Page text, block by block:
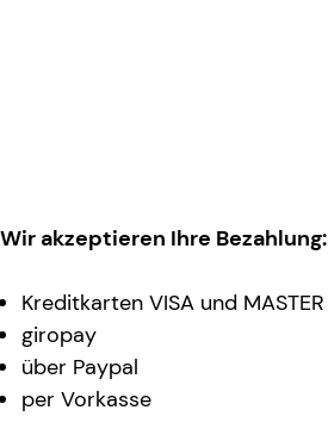
Wir akzeptieren Ihre Bezahlung:
Kreditkarten VISA und MASTER
giropay
über Paypal
per Vorkasse